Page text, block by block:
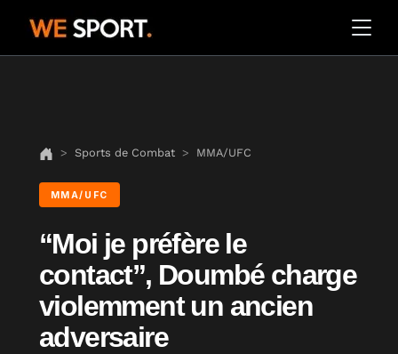
Sports de Combat MMA/UFC
MMA/UFC
“Moi je préfère le
contact”, Doumbé charge
violemment un ancien
adversaire